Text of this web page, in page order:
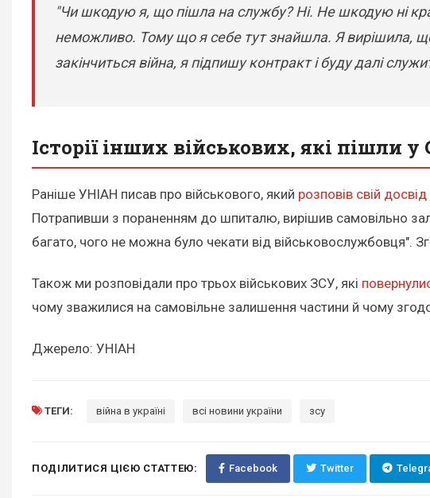
"Чи шкодую я, що пішла на службу? Ні. Не шкодую ні
неможливо. Тому що я себе тут знайшла. Я вирішила,
закінчиться війна, я підпишу контракт і буду далі
Історії інших військових, які пішли у
Раніше УНІАН писав про військового, який розповів свій досвід
Потрапивши з пораненням до шпиталю, вирішив самовільно
багато, чого не можна було чекати від військовослужбовця".
Також ми розповідали про трьох військових ЗСУ, які
чому зважилися на самовільне залишення частини й чому
Джерело: УНІАН
ТЕГИ: війна в україні всі новини україни зсу
ПОДІЛИТИСЯ ЦІЄЮ СТАТТЕЮ: Facebook Twitter